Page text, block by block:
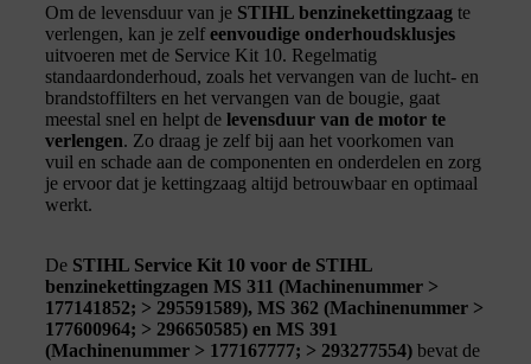
Om de levensduur van je STIHL benzinekettingzaag te
verlengen, kan je zelf eenvoudige onderhoudsklusjes
uitvoeren met de Service Kit 10. Regelmatig
standaardonderhoud, zoals het vervangen van de lucht- en
brandstoffilters en het vervangen van de bougie, gaat
meestal snel en helpt de levensduur van de motor te
verlengen. Zo draag je zelf bij aan het voorkomen van
vuil en schade aan de componenten en onderdelen en zorg
je ervoor dat je kettingzaag altijd betrouwbaar en optimaal
werkt.
De STIHL Service Kit 10 voor de STIHL
benzinekettingzagen MS 311 (Machinenummer >
177141852; > 295591589), MS 362 (Machinenummer >
177600964; > 296650585) en MS 391
(Machinenummer > 177167777; > 293277554) bevat de